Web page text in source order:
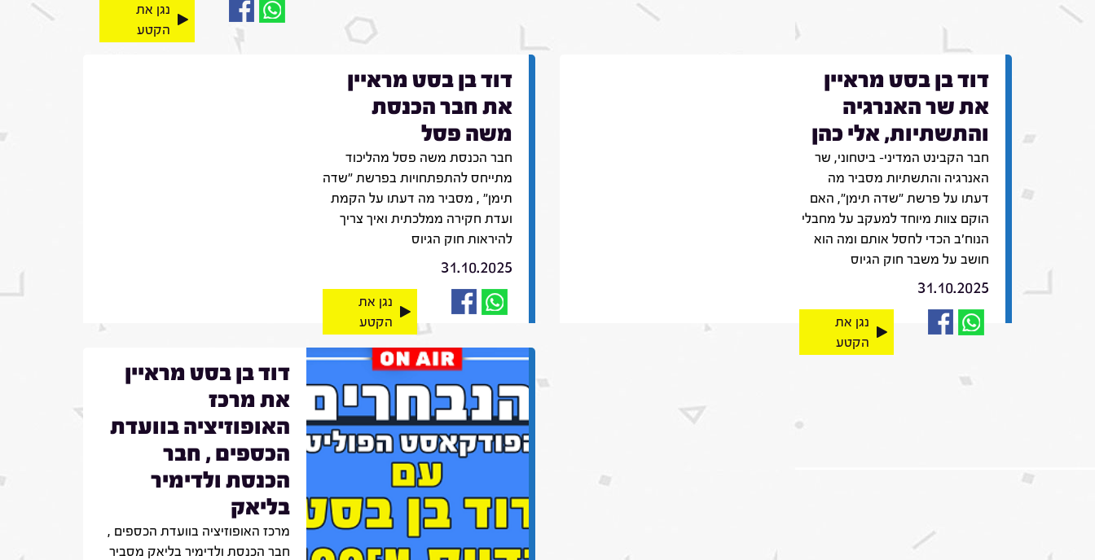
נגן את
הקטע
דוד בן בסט מראיין
את שר האנרגיה
והתשתיות, אלי כהן
חבר הקבינט המדיני- ביטחוני, שר
האנרגיה והתשתיות מסביר מה
דעתו על פרשת "שדה תימן", האם
הוקם צוות מיוחד למעקב על מחבלי
הנוח'ב הכדי לחסל אותם ומה הוא
חושב על משבר חוק הגיוס
31.10.2025
נגן את
הקטע
דוד בן בסט מראיין
את חבר הכנסת
משה פסל
חבר הכנסת משה פסל מהליכוד
מתייחס להתפתחויות בפרשת "שדה
תימן" , מסביר מה דעתו על הקמת
ועדת חקירה ממלכתית ואיך צריך
להיראות חוק הגיוס
31.10.2025
נגן את
הקטע
דוד בן בסט מראיין
את מרכז
האופוזיציה בוועדת
הכספים , חבר
הכנסת ולדימיר
בליאק
מרכז האופוזיציה בוועדת הכספים ,
חבר הכנסת ולדימיר בליאק מסביר